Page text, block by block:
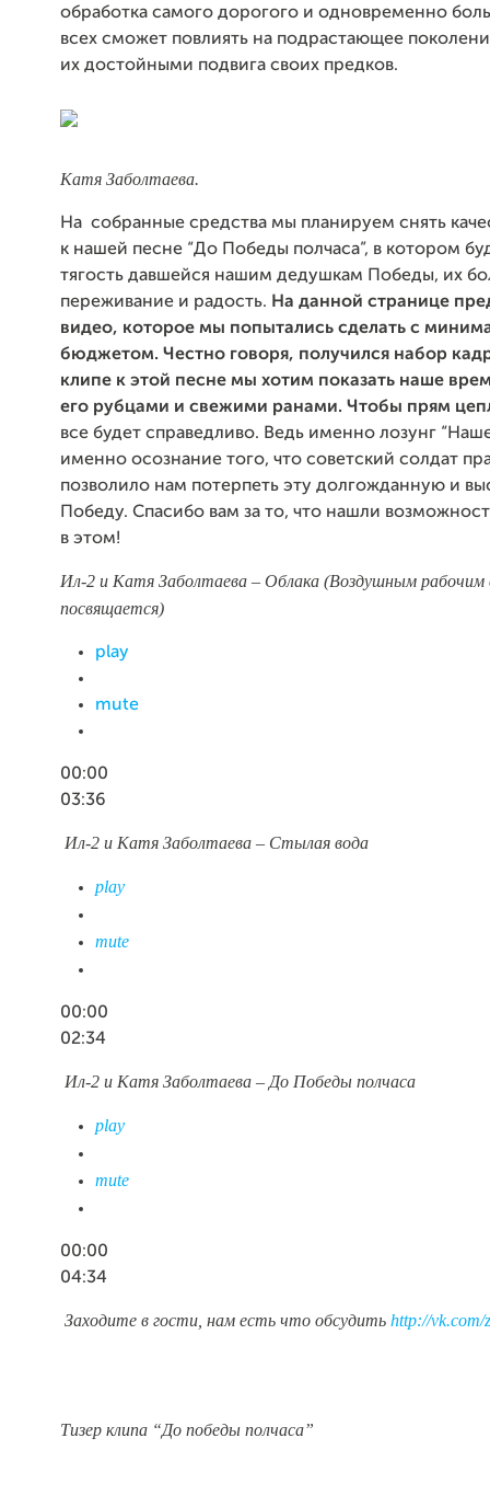
обработка самого дорогого и одновременно
всех сможет повлиять на подрастающее
их достойными подвига своих предков.
Катя Заболтаева.
На собранные средства мы планируем снять
к нашей песне “До Победы полчаса”, в котором
тягость давшейся нашим дедушкам Победы, их
переживание и радость. На данной странице
видео, которое мы попытались сделать с
бюджетом. Честно говоря, получился набор
клипе к этой песне мы хотим показать наше
его рубцами и свежими ранами. Чтобы прям
все будет справедливо. Ведь именно лозунг
именно осознание того, что советский солдат
позволило нам потерпеть эту долгожданную и
Победу. Спасибо вам за то, что нашли
в этом!
Ил-2 и Катя Заболтаева – Облака (Воздушным рабочим
посвящается)
play
mute
00:00
03:36
Ил-2 и Катя Заболтаева – Стылая вода
play
mute
00:00
02:34
Ил-2 и Катя Заболтаева – До Победы полчаса
play
mute
00:00
04:34
Заходите в гости, нам есть что обсудить http://vk.com/
Тизер клипа “До победы полчаса”